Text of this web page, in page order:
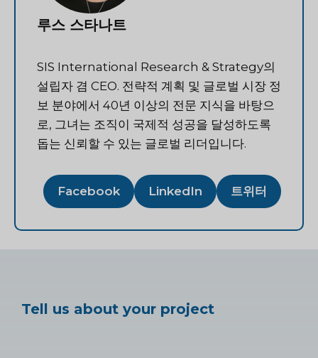
루스 스타나트
SIS International Research & Strategy의
설립자 겸 CEO. 전략적 계획 및 글로벌 시장 정
보 분야에서 40년 이상의 전문 지식을 바탕으
로, 그녀는 조직이 국제적 성공을 달성하도록
돕는 신뢰할 수 있는 글로벌 리더입니다.
Facebook LinkedIn 트위터
Tell us about your project